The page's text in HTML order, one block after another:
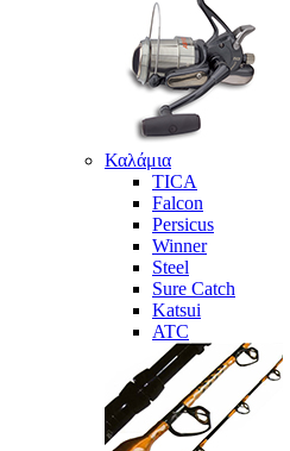
Καλάμια
TICA
Falcon
Persicus
Winner
Steel
Sure Catch
Katsui
ATC